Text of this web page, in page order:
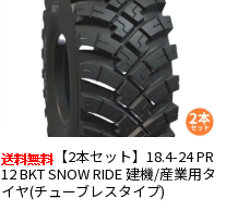
【2本セット】18.4-24 PR
12 BKT SNOW RIDE 建機/産業用タ
イヤ(チューブレスタイプ)